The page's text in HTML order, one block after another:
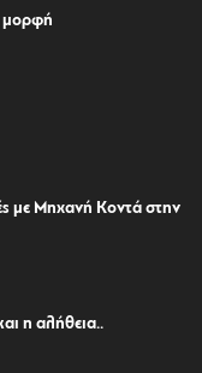
μορφή
με Μηχανή Κοντά στην
η αλήθεια..